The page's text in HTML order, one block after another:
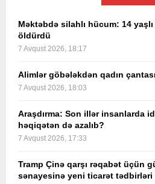
Məktəbdə silahlı hücum: 14
öldürdü
7 Avqust 2026, 18:17
Alimlər göbələkdən qadın
7 Avqust 2026, 18:03
Araşdırma: Son illər insanlarda
həqiqətən də azalıb?
7 Avqust 2026, 17:33
Tramp Çinə qarşı rəqabət üçün
sənayesinə yeni ticarət tədbirləri